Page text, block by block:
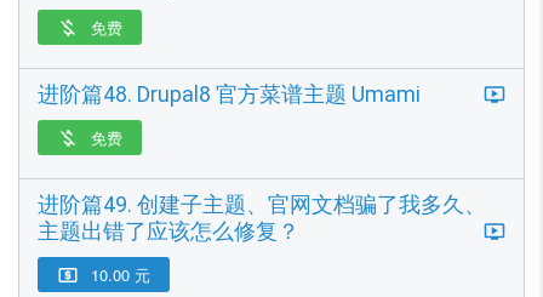
 免费
进阶篇48. Drupal8 官方菜谱主题 Umami
 免费
进阶篇49. 创建子主题、官网文档骗了我多久、
主题出错了应该怎么修复？
 10.00 元